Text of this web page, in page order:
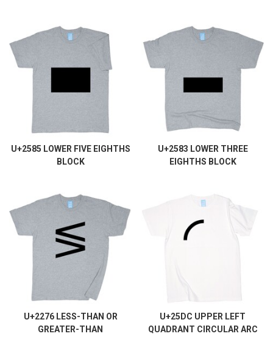
U+2585 LOWER FIVE EIGHTHS
BLOCK
U+2583 LOWER THREE
EIGHTHS BLOCK
U+2276 LESS-THAN OR
GREATER-THAN
U+25DC UPPER LEFT
QUADRANT CIRCULAR ARC